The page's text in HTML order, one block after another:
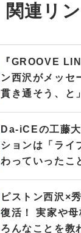
関連リ
『GROOVE
ン西沢がメッセ
貫き通そう、と」
Da-iCEの工藤
ションは「ライ
わっていったこ
ピストン西沢×
復活！ 実家や
ろんなことを教